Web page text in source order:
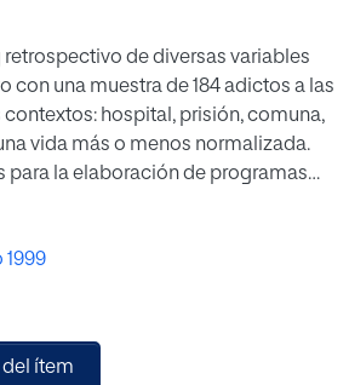
retrospectivo de diversas variables
con una muestra de 184 adictos a las
hospital, prisión, comuna,
vida más o menos normalizada.
para la elaboración de programas
1999
ítem